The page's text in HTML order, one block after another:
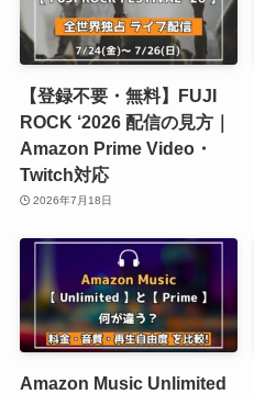
【登録不要・無料】FUJI
ROCK ‘2026 配信の見方｜
Amazon Prime Video・
Twitch対応
2026年7月18日
Amazon Music Unlimited